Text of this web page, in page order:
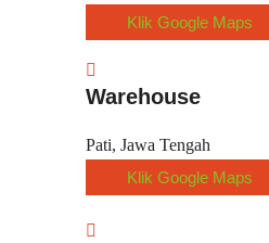
Klik Google Maps
Warehouse
Pati, Jawa Tengah
Klik Google Maps